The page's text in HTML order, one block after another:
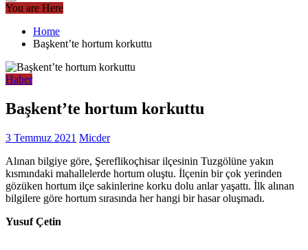
You are Here
Home
Başkent’te hortum korkuttu
Haber
Başkent’te hortum korkuttu
3 Temmuz 2021 Micder
Alınan bilgiye göre, Şereflikoçhisar ilçesinin Tuzgölüne yakın
kısmındaki mahallelerde hortum oluştu. İlçenin bir çok yerinden
gözüken hortum ilçe sakinlerine korku dolu anlar yaşattı. İlk alınan
bilgilere göre hortum sırasında her hangi bir hasar oluşmadı.
Yusuf Çetin